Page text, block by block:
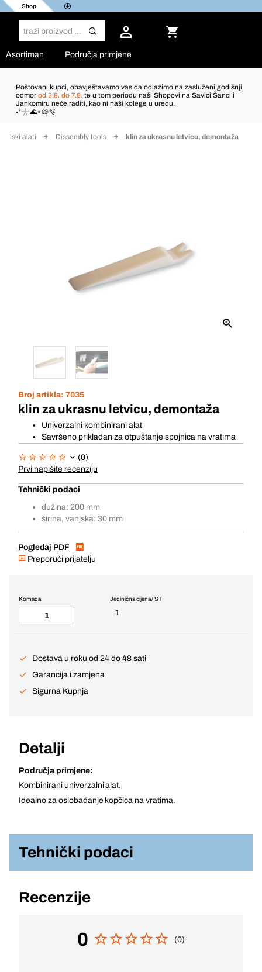
Shop
Asortiman Područja primjene
Poštovani kupci, obavještavamo vas da odlazimo na zasluženi godišnji
odmor od 3.8. do 7.8. te u tom periodu naši Shopovi na Savici Šanci i
Jankomiru neće raditi, kao ni naši kolege u uredu.
˖°𓇼🌊⋆🐚🫧
alati Dissembly tools klin za ukrasnu letvicu, demontaža
Broj artikla: 7035
klin za ukrasnu letvicu, demontaža
Univerzalni kombinirani alat
Savršeno prikladan za otpuštanje spojnica na vratima
(0)
Prvi napišite recenziju
Tehnički podaci
dužina: 200 mm
širina, vanjska: 30 mm
Pogledaj PDF
Preporuči prijatelju
Jedinična cijena / ST
1
Komada
Dostava u roku od 24 do 48 sati
Garancija i zamjena
Sigurna Kupnja
Detalji
Područja primjene:
Kombinirani univerzalni alat.
Idealno za oslobađanje kopčica na vratima.
Tehnički podaci
Recenzije
0 (0)